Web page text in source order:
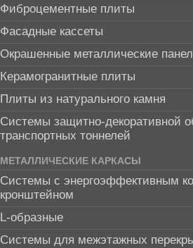
Фиброцементные плиты
Фасадные кассеты
Окрашенные металлические
Керамогранитные плиты
Плиты из натурального камня
Системы защитно-декоративной
транспортных тоннелей
МЕТАЛЛИЧЕСКИЕ КАРКАСЫ
Системы с энергоэффективным
кронштейном
L-образные
Системы для межэтажных